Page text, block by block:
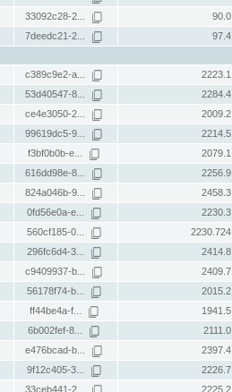
33092c28-2... 90.0
7deedc21-2... 97.4
c389c9e2-a... 2223.1
53d40547-8... 2284.4
ce4e3050-2... 2009.2
99619dc5-9... 2214.5
f3bf0b0b-e... 2079.1
616dd98e-8... 2256.9
824a046b-9... 2458.3
0fd56e0a-e... 2230.3
560cf185-0... 2230.724
296fc6d4-3... 2414.8
c9409937-b... 2409.7
56178f74-b... 2015.2
ff44be4a-f... 1941.5
6b002fef-8... 2111.0
e476bcad-b... 2397.4
9f12c405-3... 2226.7
33ceb441-2... 2225.2